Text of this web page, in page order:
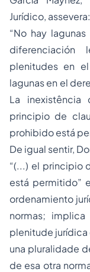
Jurídico, assevera:
“No hay
plenitudes en
lagunas en el
La
principio de
prohibido está
De igual sentir,
“(...) el principio
está permitido”
ordenamiento
normas;
plenitude jurídica
una pluralidade
de esa otra